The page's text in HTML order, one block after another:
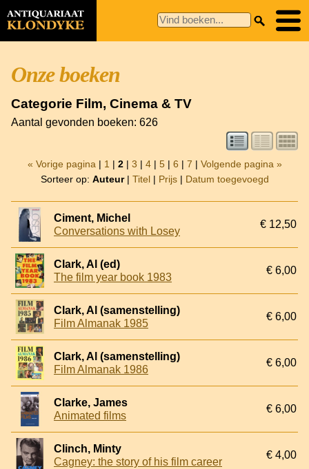
Onze boeken
Categorie Film, Cinema & TV
Aantal gevonden boeken: 626
« Vorige pagina | 1 | 2| 3 | 4| 5 | 6 | 7 | Volgende pagina »
Sorteer op: Auteur| Titel| Prijs| Datum toegevoegd
Ciment, Michel
Conversations with Losey
€ 12,50
Clark, Al (ed)
The film year book 1983
€ 6,00
Clark, Al (samenstelling)
Film Almanak 1985
€ 6,00
Clark, Al (samenstelling)
Film Almanak 1986
€ 6,00
Clarke, James
Animated films
€ 6,00
Clinch, Minty
Cagney: the story of his film career
€ 4,00